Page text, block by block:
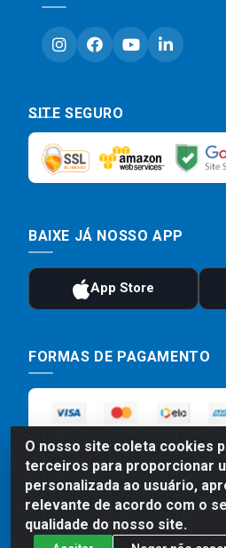
O nosso site coleta cookies
terceiros para proporcionar
personalizada ao usuário,
relevante de acordo com o
qualidade do nosso site.
SITE SEGURO
BAIXE JÁ NOSSO APP
FORMAS DE PAGAMENTO
Preços, promoções, condições de